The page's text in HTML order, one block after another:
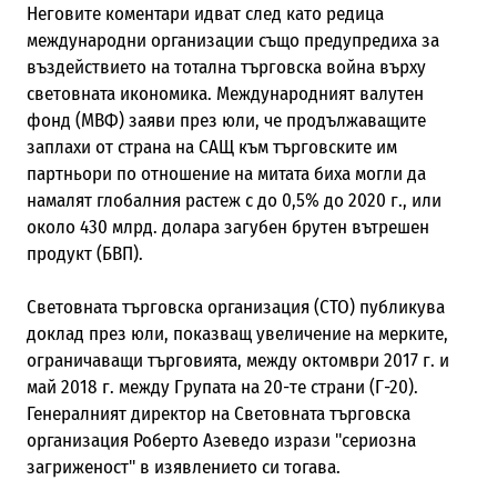
Неговите коментари идват след като редица
международни организации също предупредиха за
въздействието на тотална търговска война върху
световната икономика. Международният валутен
фонд (МВФ) заяви през юли, че продължаващите
заплахи от страна на САЩ към търговските им
партньори по отношение на митата биха могли да
намалят глобалния растеж с до 0,5% до 2020 г., или
около 430 млрд. долара загубен брутен вътрешен
продукт (БВП).
Световната търговска организация (СТО) публикува
доклад през юли, показващ увеличение на мерките,
ограничаващи търговията, между октомври 2017 г. и
май 2018 г. между Групата на 20-те страни (Г-20).
Генералният директор на Световната търговска
организация Роберто Азеведо изрази "сериозна
загриженост" в изявлението си тогава.